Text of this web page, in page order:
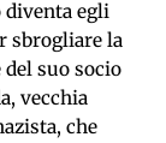
diventa egli
sbrogliare la
del suo socio
vecchia
che